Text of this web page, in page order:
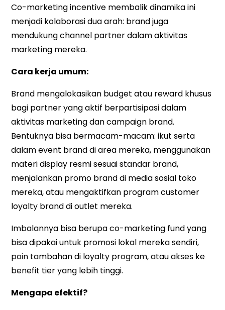
Co-marketing incentive membalik dinamika ini
menjadi kolaborasi dua arah: brand juga
mendukung channel partner dalam aktivitas
marketing mereka.
Cara kerja umum:
Brand mengalokasikan budget atau reward khusus
bagi partner yang aktif berpartisipasi dalam
aktivitas marketing dan campaign brand.
Bentuknya bisa bermacam-macam: ikut serta
dalam event brand di area mereka, menggunakan
materi display resmi sesuai standar brand,
menjalankan promo brand di media sosial toko
mereka, atau mengaktifkan program customer
loyalty brand di outlet mereka.
Imbalannya bisa berupa co-marketing fund yang
bisa dipakai untuk promosi lokal mereka sendiri,
poin tambahan di loyalty program, atau akses ke
benefit tier yang lebih tinggi.
Mengapa efektif?